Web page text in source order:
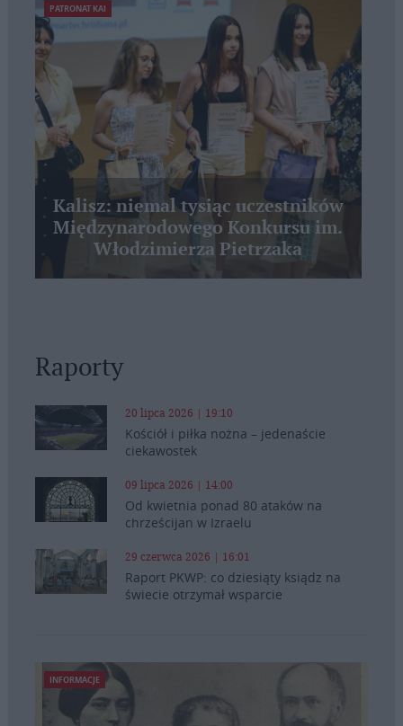
PATRONAT KAI
Kalisz: niemal tysiąc uczestników
Międzynarodowego Konkursu im.
Włodzimierza Pietrzaka
Raporty
20 lipca 2026 | 19:10
Kościół i piłka nożna – jedenaście
ciekawostek
09 lipca 2026 | 14:00
Od kwietnia ponad 80 ataków na
chrześcijan w Izraelu
29 czerwca 2026 | 16:01
Raport PKWP: co dziesiąty ksiądz na
świecie otrzymał wsparcie
INFORMACJE